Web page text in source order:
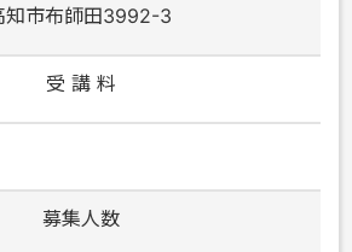
市布師田3992-3
受 講 料
募集人数